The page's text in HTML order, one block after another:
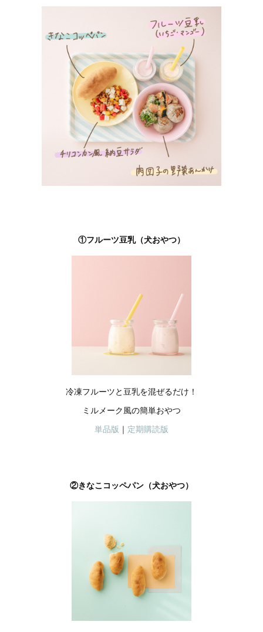
①フルーツ豆乳（犬おやつ）
冷凍フルーツと豆乳を混ぜるだけ！
ミルメーク風の簡単おやつ
単品版 ｜ 定期購読版
②きなこコッペパン（犬おやつ）